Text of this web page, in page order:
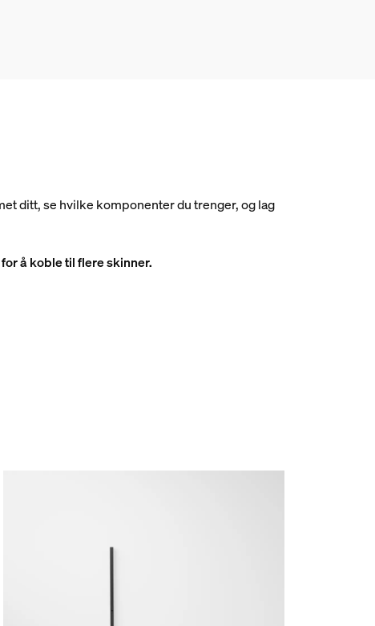
ditt, se hvilke komponenter du trenger, og lag
å koble til flere skinner.